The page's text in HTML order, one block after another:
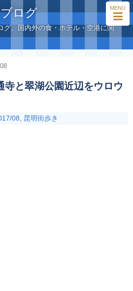
MENU
ログ
グ。国内外の食・ホテル・空港に関
08 昆明街歩き